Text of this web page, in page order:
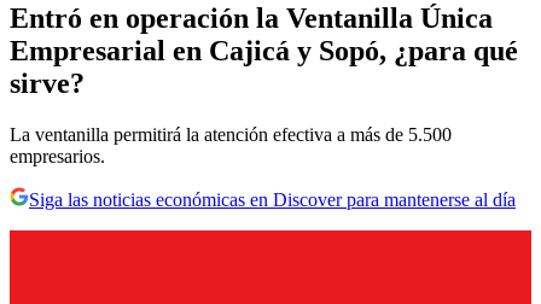
Entró en operación la Ventanilla Única
Empresarial en Cajicá y Sopó, ¿para qué
sirve?
La ventanilla permitirá la atención efectiva a más de 5.500
empresarios.
Siga las noticias económicas en Discover para mantenerse al día